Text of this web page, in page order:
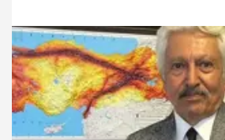
15.11.2025 Gündem